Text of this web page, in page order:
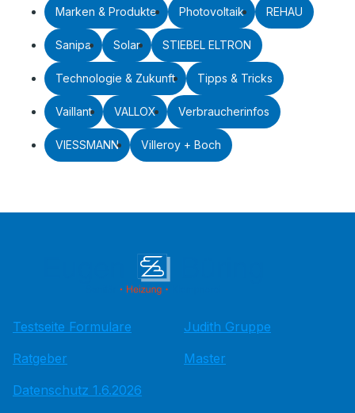
Marken & Produkte Photovoltaik REHAU
Sanipa Solar STIEBEL ELTRON
Technologie & Zukunft Tipps & Tricks
Vaillant VALLOX Verbraucherinfos
VIESSMANN Villeroy + Boch
Testseite Formulare
Ratgeber
Datenschutz 1.6.2026
Judith Gruppe
Master